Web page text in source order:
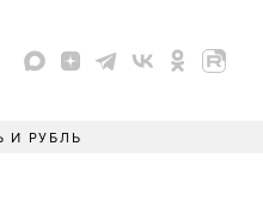
И РУБЛЬ